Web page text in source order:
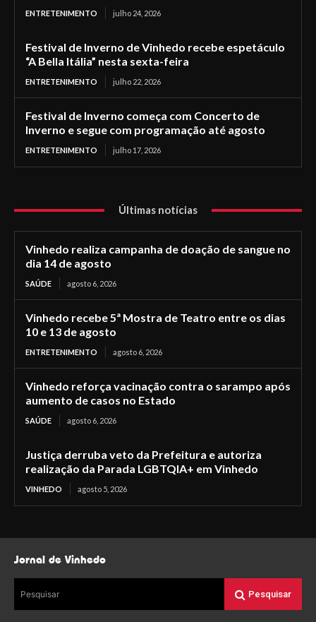
ENTRETENIMENTO julho 24, 2026
Festival de Inverno de Vinhedo recebe espetáculo
“A Bella Itália” nesta sexta-feira
ENTRETENIMENTO julho 22, 2026
Festival de Inverno começa com Concerto de
Inverno e segue com programação até agosto
ENTRETENIMENTO julho 17, 2026
Últimas notícias
Vinhedo realiza campanha de doação de sangue no
dia 14 de agosto
SAÚDE agosto 6, 2026
Vinhedo recebe 5ª Mostra de Teatro entre os dias
10 e 13 de agosto
ENTRETENIMENTO agosto 6, 2026
Vinhedo reforça vacinação contra o sarampo após
aumento de casos no Estado
SAÚDE agosto 6, 2026
Justiça derruba veto da Prefeitura e autoriza
realização da Parada LGBTQIA+ em Vinhedo
VINHEDO agosto 5, 2026
Jornal de Vinhedo
Pesquisar Pesquisar